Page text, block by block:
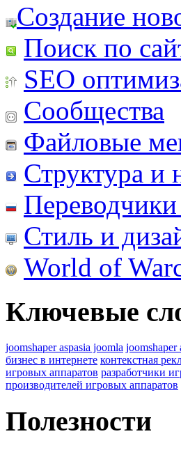
Создание
Поиск по
SEO
Сообщества
Файловые
Структура и
Переводчики
Стиль и
World of
Ключевые
joomshaper aspasia joomla joomshaper
бизнес в интернете контекстная
игровых аппаратов разработчики
производителей игровых аппаратов
Полезности